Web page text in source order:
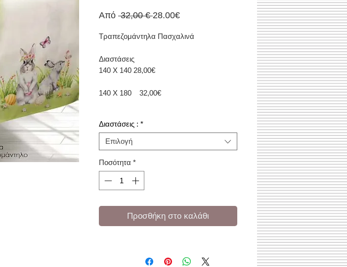
Από 32,00 € Κανονική
28.00€Τιμή
Τραπεζομάντηλα Πασχαλινά
Διαστάσεις
140 Χ 140 28,00€
140 Χ 180 32,00€
Διαστάσεις : *
Επιλογή
Ποσότητα *
Προσθήκη στο καλάθι